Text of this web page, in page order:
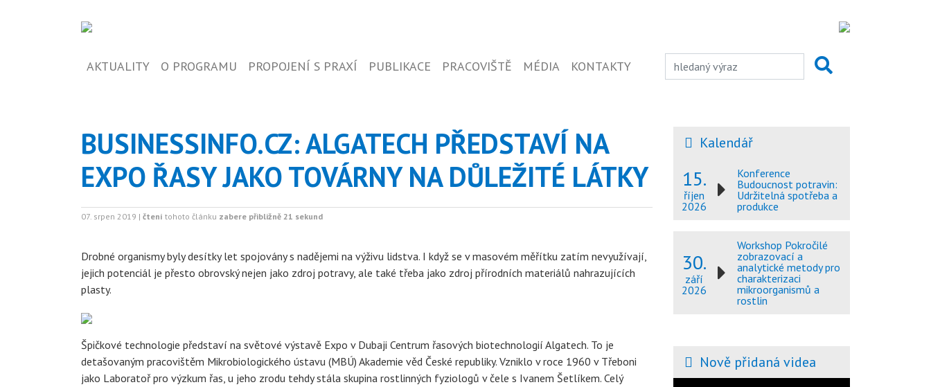
AKTUALITY O PROGRAMU PROPOJENÍ S PRAXÍ PUBLIKACE PRACOVIŠTĚ MÉDIA KONTAKTY
BUSINESSINFO.CZ: ALGATECH PŘEDSTAVÍ NA
EXPO ŘASY JAKO TOVÁRNY NA DŮLEŽITÉ LÁTKY
07. srpen 2019 | čtení tohoto článku zabere přibližně 21 sekund
Drobné organismy byly desítky let spojovány s nadějemi na výživu lidstva. I když se v masovém měřítku zatím nevyužívají,
jejich potenciál je přesto obrovský nejen jako zdroj potravy, ale také třeba jako zdroj přírodních materiálů nahrazujících
plasty.
Špičkové technologie představí na světové výstavě Expo v Dubaji Centrum řasových biotechnologií Algatech. To je
detašovaným pracovištěm Mikrobiologického ústavu (MBÚ) Akademie věd České republiky. Vzniklo v roce 1960 v Třeboni
jako Laboratoř pro výzkum řas, u jeho zrodu tehdy stála skupina rostlinných fyziologů v čele s Ivanem Šetlíkem. Celý
Kalendář
15.
říjen
2026
Konference
Budoucnost potravin:
Udržitelná spotřeba a
produkce
30.
září
2026
Workshop Pokročilé
zobrazovací a
analytické metody pro
charakterizaci
mikroorganismů a
rostlin
Nově přidaná videa